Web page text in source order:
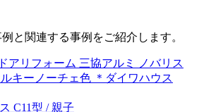
と関連する事例をご紹介します。
C11型 / 親子